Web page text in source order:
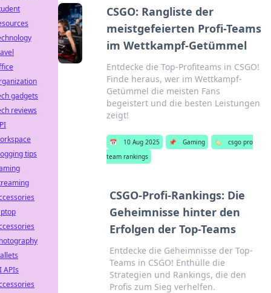
CSGO: Rangliste der
meistgefeierten Profi-Teams
im Wettkampf-Getümmel
Entdecke die Top-Profiteams in CSGO!
Finde heraus, wer im Wettkampf-
Getümmel die meisten Fans
begeistert und die besten Leistungen
zeigt!
📅 10 Aug 2025 📌 Gaming 🏷️
csgo pro
team rankings
CSGO-Profi-Rankings: Die
Geheimnisse hinter den
Erfolgen der Top-Teams
Entdecke die Geheimnisse der Top-
Teams in CSGO! Enthülle die
Strategien und Rankings, die den
Profis zum Sieg verhelfen.
gadgets
reviews
tips
APIs